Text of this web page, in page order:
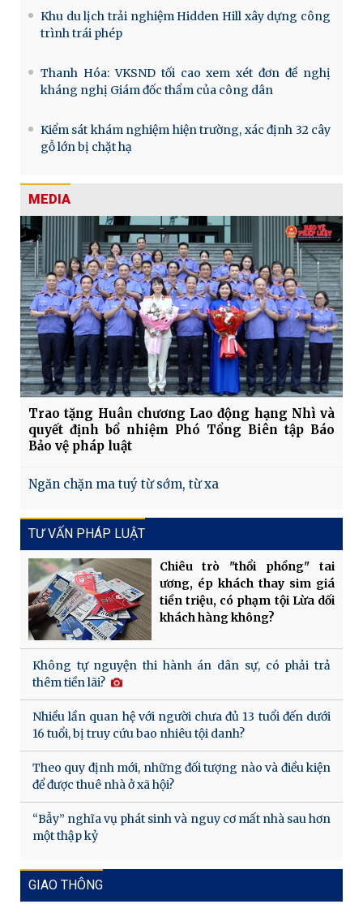
Khu du lịch trải nghiệm Hidden Hill xây dựng công
trình trái phép
Thanh Hóa: VKSND tối cao xem xét đơn đề nghị
kháng nghị Giám đốc thẩm của công dân
Kiểm sát khám nghiệm hiện trường, xác định 32 cây
gỗ lớn bị chặt hạ
MEDIA
Trao tặng Huân chương Lao động hạng Nhì và
quyết định bổ nhiệm Phó Tổng Biên tập Báo
Bảo vệ pháp luật
Ngăn chặn ma tuý từ sớm, từ xa
TƯ VẤN PHÁP LUẬT
Chiêu trò "thổi phồng" tai
ương, ép khách thay sim giá
tiền triệu, có phạm tội Lừa dối
khách hàng không?
Không tự nguyện thi hành án dân sự, có phải trả
thêm tiền lãi?
Nhiều lần quan hệ với người chưa đủ 13 tuổi đến dưới
16 tuổi, bị truy cứu bao nhiêu tội danh?
Theo quy định mới, những đối tượng nào và điều kiện
để được thuê nhà ở xã hội?
“Bẫy” nghĩa vụ phát sinh và nguy cơ mất nhà sau hơn
một thập kỷ
GIAO THÔNG